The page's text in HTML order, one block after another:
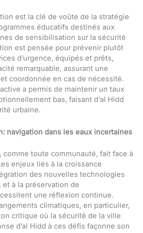
est la clé de voûte de la stratégie
éducatifs destinés aux
de sensibilisation sur la sécurité
est pensée pour prévenir plutôt
d’urgence, équipés et prêts,
remarquable, assurant une
coordonnée en cas de nécessité.
a permis de maintenir un taux
bas, faisant d’al Hidd
urbaine.
navigation dans les eaux incertaines
comme toute communauté, fait face à
enjeux liés à la croissance
des nouvelles technologies
à la préservation de
une réflexion continue.
climatiques, en particulier,
critique où la sécurité de la ville
d’al Hidd à ces défis façonne son